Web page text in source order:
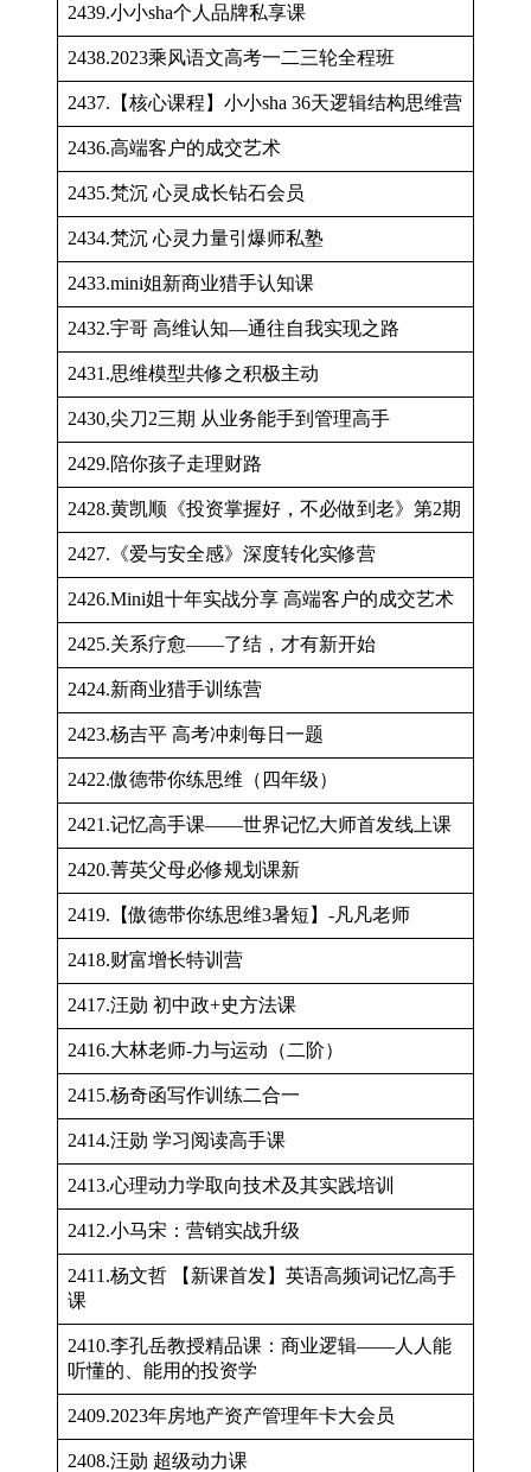
2439.小小sha个人品牌私享课
2438.2023乘风语文高考一二三轮全程班
2437.【核心课程】小小sha 36天逻辑结构思维营
2436.高端客户的成交艺术
2435.梵沉 心灵成长钻石会员
2434.梵沉 心灵力量引爆师私塾
2433.mini姐新商业猎手认知课
2432.宇哥 高维认知—通往自我实现之路
2431.思维模型共修之积极主动
2430,尖刀2三期 从业务能手到管理高手
2429.陪你孩子走理财路
2428.黄凯顺《投资掌握好，不必做到老》第2期
2427.《爱与安全感》深度转化实修营
2426.Mini姐十年实战分享 高端客户的成交艺术
2425.关系疗愈——了结，才有新开始
2424.新商业猎手训练营
2423.杨吉平 高考冲刺每日一题
2422.傲德带你练思维（四年级）
2421.记忆高手课——世界记忆大师首发线上课
2420.菁英父母必修规划课新
2419.【傲德带你练思维3暑短】-凡凡老师
2418.财富增长特训营
2417.汪勋 初中政+史方法课
2416.大林老师-力与运动（二阶）
2415.杨奇函写作训练二合一
2414.汪勋 学习阅读高手课
2413.心理动力学取向技术及其实践培训
2412.小马宋：营销实战升级
2411.杨文哲 【新课首发】英语高频词记忆高手
课
2410.李孔岳教授精品课：商业逻辑——人人能
听懂的、能用的投资学
2409.2023年房地产资产管理年卡大会员
2408.汪勋 超级动力课